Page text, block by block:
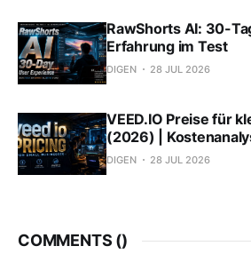
RawShorts AI: 30-
Erfahrung im Test
DIGEN 28 JUL 2026
VEED.IO Preise für
(2026) |
DIGEN 28 JUL 2026
COMMENTS ()